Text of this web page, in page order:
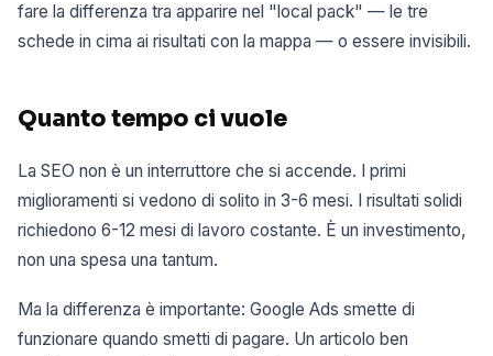
fare la differenza tra apparire nel "local pack" — le tre
schede in cima ai risultati con la mappa — o essere invisibili.
Quanto tempo ci vuole
La SEO non è un interruttore che si accende. I primi
miglioramenti si vedono di solito in 3-6 mesi. I risultati solidi
richiedono 6-12 mesi di lavoro costante. È un investimento,
non una spesa una tantum.
Ma la differenza è importante: Google Ads smette di
funzionare quando smetti di pagare. Un articolo ben